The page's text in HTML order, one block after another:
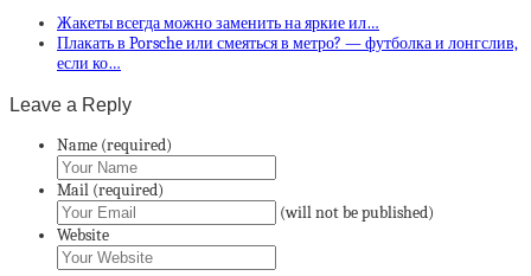
Жакеты всегда можно заменить на яркие ил…
Плакать в Porsche или смеяться в метро? — футболка и лонгслив,
если ко…
Leave a Reply
Name (required)
Mail (required)
(will not be published)
Website